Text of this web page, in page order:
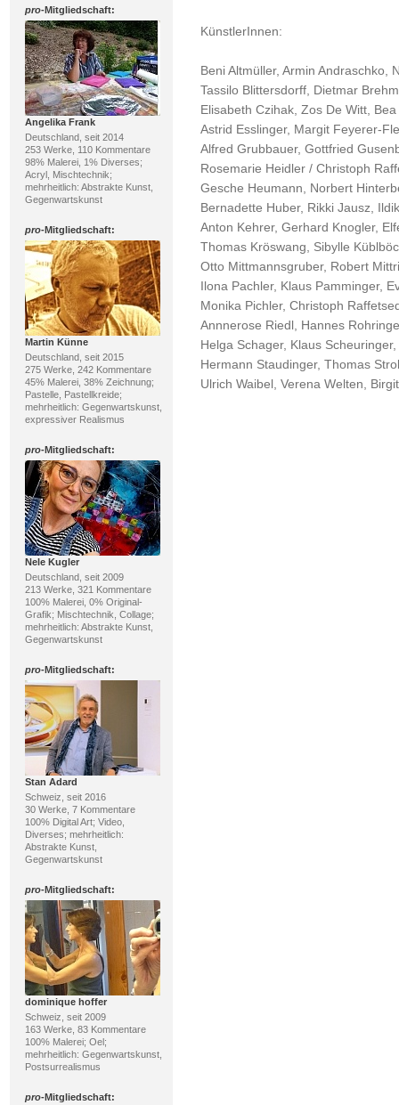
pro-Mitgliedschaft:
Angelika Frank
Deutschland, seit 2014
253 Werke, 110 Kommentare
98% Malerei, 1% Diverses;
Acryl, Mischtechnik;
mehrheitlich: Abstrakte Kunst,
Gegenwartskunst
pro-Mitgliedschaft:
Martin Künne
Deutschland, seit 2015
275 Werke, 242 Kommentare
45% Malerei, 38% Zeichnung;
Pastelle, Pastellkreide;
mehrheitlich: Gegenwartskunst,
expressiver Realismus
pro-Mitgliedschaft:
Nele Kugler
Deutschland, seit 2009
213 Werke, 321 Kommentare
100% Malerei, 0% Original-
Grafik; Mischtechnik, Collage;
mehrheitlich: Abstrakte Kunst,
Gegenwartskunst
pro-Mitgliedschaft:
Stan Adard
Schweiz, seit 2016
30 Werke, 7 Kommentare
100% Digital Art; Video,
Diverses; mehrheitlich:
Abstrakte Kunst,
Gegenwartskunst
pro-Mitgliedschaft:
dominique hoffer
Schweiz, seit 2009
163 Werke, 83 Kommentare
100% Malerei; Oel;
mehrheitlich: Gegenwartskunst,
Postsurrealismus
pro-Mitgliedschaft:
KünstlerInnen:
Beni Altmüller, Armin Andraschko,
Tassilo Blittersdorff, Dietmar
Elisabeth Czihak, Zos De Witt,
Astrid Esslinger, Margit Feyerer-
Alfred Grubbauer, Gottfried
Rosemarie Heidler / Christoph
Gesche Heumann, Norbert
Bernadette Huber, Rikki Jausz,
Anton Kehrer, Gerhard Knogler,
Thomas Kröswang, Sibylle
Otto Mittmannsgruber, Robert
Ilona Pachler, Klaus Pamminger,
Monika Pichler, Christoph
Annnerose Riedl, Hannes
Helga Schager, Klaus
Hermann Staudinger, Thomas
Ulrich Waibel, Verena Welten,